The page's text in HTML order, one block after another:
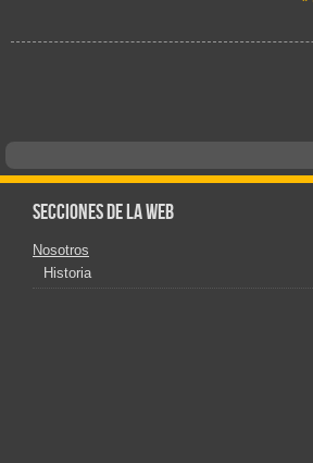
Secciones de la web
Nosotros
Historia